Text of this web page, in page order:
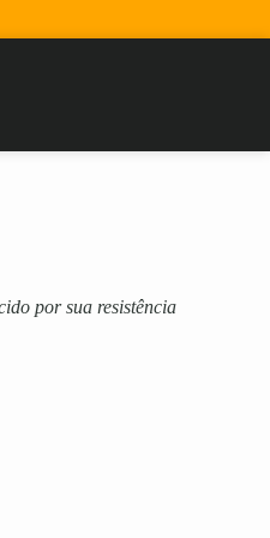
por sua resistência